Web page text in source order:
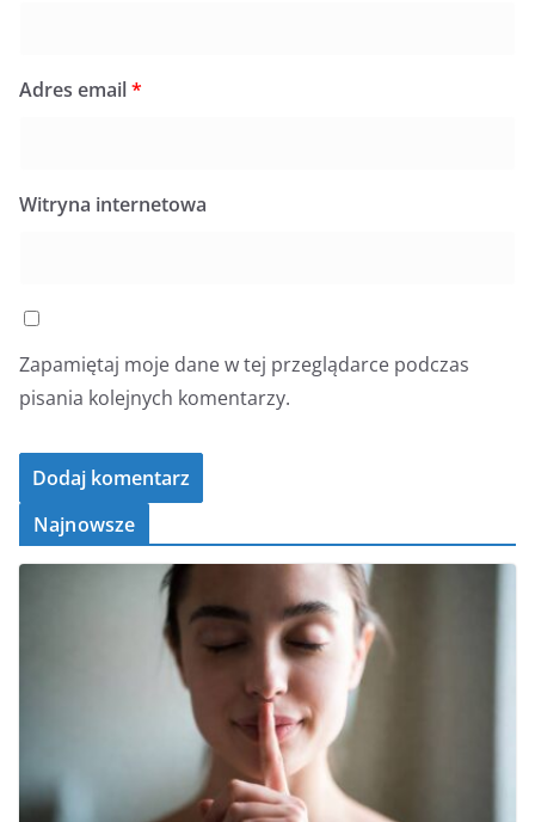
Adres email*
Witryna internetowa
Zapamiętaj moje dane w tej przeglądarce podczas
pisania kolejnych komentarzy.
Najnowsze